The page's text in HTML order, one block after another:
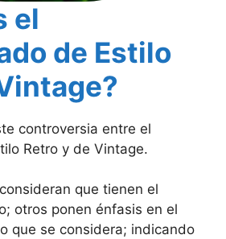
el
de Estilo
controversia entre el
Retro y de Vintage.
que tienen el
otros ponen énfasis en el
que se considera; indicando